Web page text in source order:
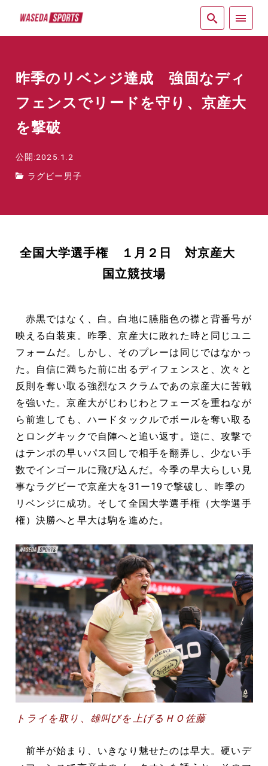
昨季のリベンジ達成 強固なディ
フェンスでリードを守り、京産大
を撃破
公開:2025.1.2
ラグビー男子
全国大学選手権 １月２日 対京産大
国立競技場
赤黒ではなく、白。白地に臙脂色の襟と背番号が
映える白装束。昨季、京産大に敗れた時と同じユニ
フォームだ。しかし、そのプレーは同じではなかっ
た。自信に満ちた前に出るディフェンスと、次々と
反則を奪い取る強烈なスクラムであの京産大に苦戦
を強いた。京産大がじわじわとフェーズを重ねなが
ら前進しても、ハードタックルでボールを奪い取る
とロングキックで自陣へと追い返す。逆に、攻撃で
はテンポの早いパス回しで相手を翻弄し、少ない手
数でインゴールに飛び込んだ。今季の早大らしい見
事なラグビーで京産大を31ー19で撃破し、昨季の
リベンジに成功。そして全国大学選手権（大学選手
権）決勝へと早大は駒を進めた。
トライを取り、雄叫びを上げるＨＯ佐藤
前半が始まり、いきなり魅せたのは早大。硬いデ